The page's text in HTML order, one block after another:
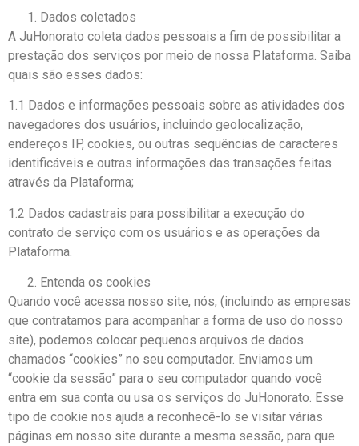
Dados coletados
A JuHonorato coleta dados pessoais a fim de possibilitar a
prestação dos serviços por meio de nossa Plataforma. Saiba
quais são esses dados:
1.1 Dados e informações pessoais sobre as atividades dos
navegadores dos usuários, incluindo geolocalização,
endereços IP, cookies, ou outras sequências de caracteres
identificáveis e outras informações das transações feitas
através da Plataforma;
1.2 Dados cadastrais para possibilitar a execução do
contrato de serviço com os usuários e as operações da
Plataforma.
Entenda os cookies
Quando você acessa nosso site, nós, (incluindo as empresas
que contratamos para acompanhar a forma de uso do nosso
site), podemos colocar pequenos arquivos de dados
chamados “cookies” no seu computador. Enviamos um
“cookie da sessão” para o seu computador quando você
entra em sua conta ou usa os serviços do JuHonorato. Esse
tipo de cookie nos ajuda a reconhecê-lo se visitar várias
páginas em nosso site durante a mesma sessão, para que